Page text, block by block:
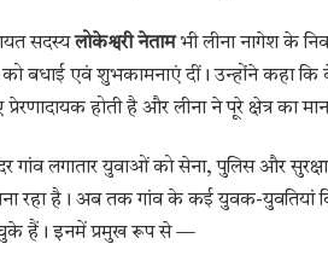
सदस्यलोकेश्वरी नेतामभी लीना नागेश के
को बधाई एवं शुभकामनाएं दीं। उन्होंने कहा कि
होती है और लीना ने पूरे क्षेत्र का
गांव लगातार युवाओं को सेना, पुलिस और
रहा है। अब तक गांव के कई युवक-युवतियां
हैं। इनमें प्रमुख रूप से —